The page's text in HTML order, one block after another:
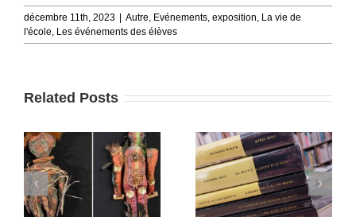
décembre 11th, 2023 Autre, Evénements, exposition, La vie de
l'école, Les événements des élèves
Related Posts
JUILLET 2026 | UNE
BALADE LITTÉRAIRE
EN HISTOIRE DE
L’ART